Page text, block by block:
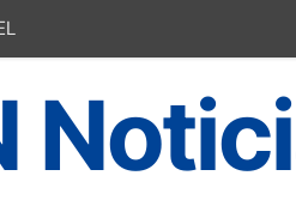
y gana una jugada gratis
volcán